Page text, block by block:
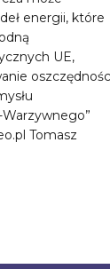
energii, które
UE,
Tomasz